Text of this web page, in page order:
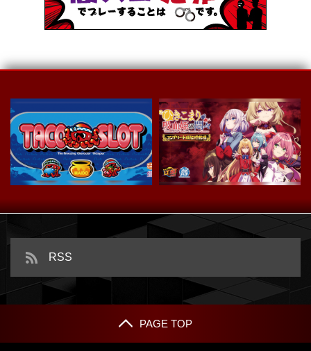
スマスロ タコスロ
RSS
PAGE TOP